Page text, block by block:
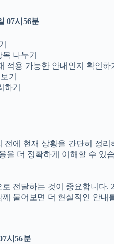
07시56분
나누기
적용 가능한 안내인지 확인하
기
기
에 현재 상황을 간단히 정
을 더 정확하게 이해할 수
전달하는 것이 중요합니다
물어보면 더 현실적인 안내
시56분